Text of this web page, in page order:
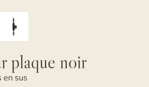
plaque noir
en sus